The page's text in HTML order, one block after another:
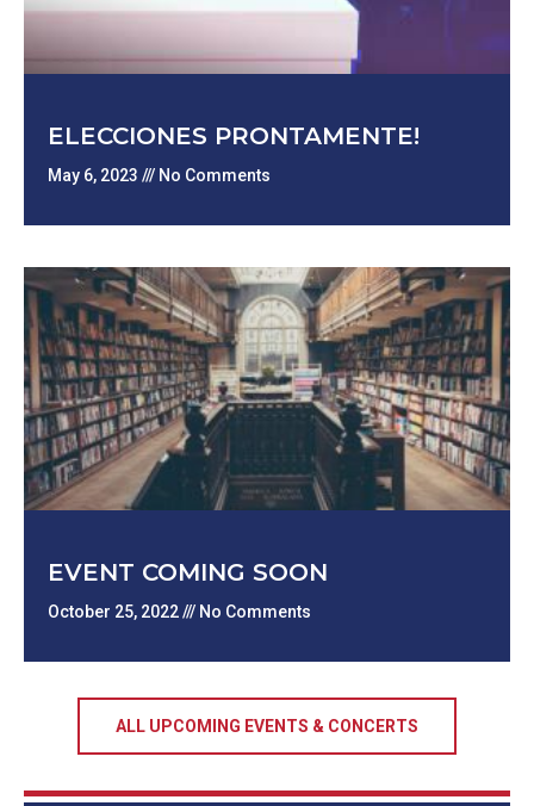
ELECCIONES PRONTAMENTE!
May 6, 2023 No Comments
EVENT COMING SOON
October 25, 2022 No Comments
ALL UPCOMING EVENTS & CONCERTS